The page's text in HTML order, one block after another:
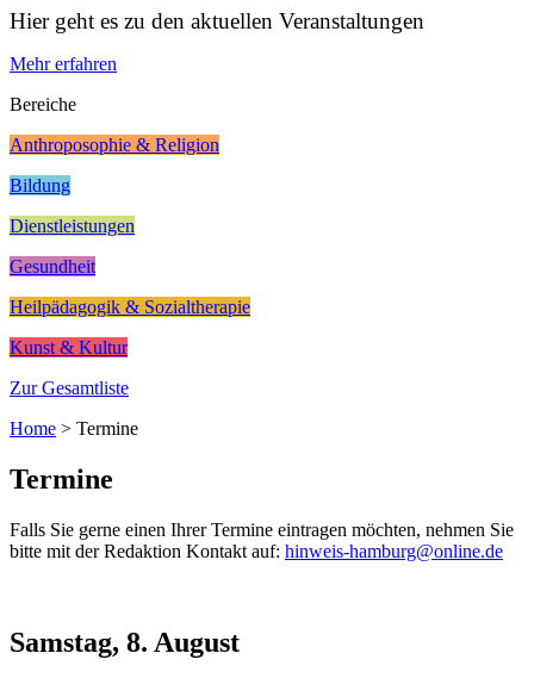
Hier geht es zu den aktuellen Veranstaltungen
Mehr erfahren
Bereiche
Anthroposophie & Religion
Bildung
Dienstleistungen
Gesundheit
Heilpädagogik & Sozialtherapie
Kunst & Kultur
Zur Gesamtliste
Home > Termine
Termine
Falls Sie gerne einen Ihrer Termine eintragen möchten, nehmen Sie
bitte mit der Redaktion Kontakt auf: hinweis-hamburg@online.de
Samstag, 8. August